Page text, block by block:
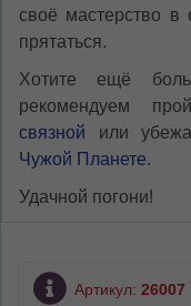
своё мастерство в
прятаться.
Хотите ещё
рекомендуем
связной или
Чужой Планете.
Удачной погони!
Артикул: 26007